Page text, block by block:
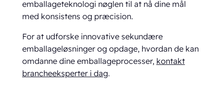
emballageteknologi nøglen til at nå dine mål
med konsistens og præcision.
For at udforske innovative sekundære
emballageløsninger og opdage, hvordan de kan
omdanne dine emballageprocesser, kontakt
brancheeksperter i dag.